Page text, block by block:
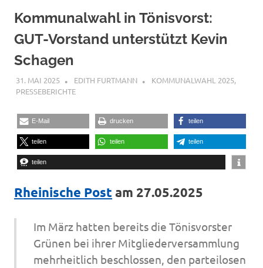
Kommunalwahl in Tönisvorst:
GUT-Vorstand unterstützt Kevin
Schagen
31. MAI 2025 EDITH FURTMANN KOMMUNALWAHL 2025,
PRESSEBERICHTE
E-Mail drucken teilen
teilen teilen teilen
teilen
Rheinische Post am 27.05.2025
Im März hatten bereits die Tönisvorster
Grünen bei ihrer Mitgliederversammlung
mehrheitlich beschlossen, den parteilosen